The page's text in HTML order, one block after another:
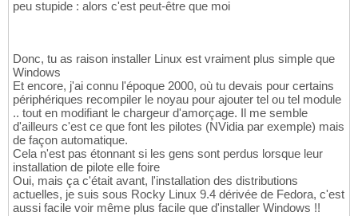
peu stupide : alors c'est peut-être que moi
Donc, tu as raison installer Linux est vraiment plus simple que
Windows
Et encore, j'ai connu l'époque 2000, où tu devais pour certains
périphériques recompiler le noyau pour ajouter tel ou tel module
.. tout en modifiant le chargeur d'amorçage. Il me semble
d'ailleurs c'est ce que font les pilotes (NVidia par exemple) mais
de façon automatique.
Cela n'est pas étonnant si les gens sont perdus lorsque leur
installation de pilote elle foire
Oui, mais ça c'était avant, l'installation des distributions
actuelles, je suis sous Rocky Linux 9.4 dérivée de Fedora, c'est
aussi facile voir même plus facile que d'installer Windows !!